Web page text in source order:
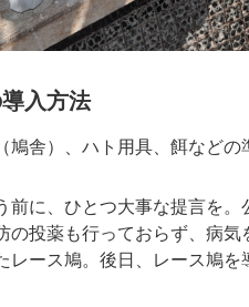
入方法
鳩舎）、ハト用具、餌などの
前に、ひとつ大事な提言を
の投薬も行っておらず、病
レース鳩。後日、レース鳩を